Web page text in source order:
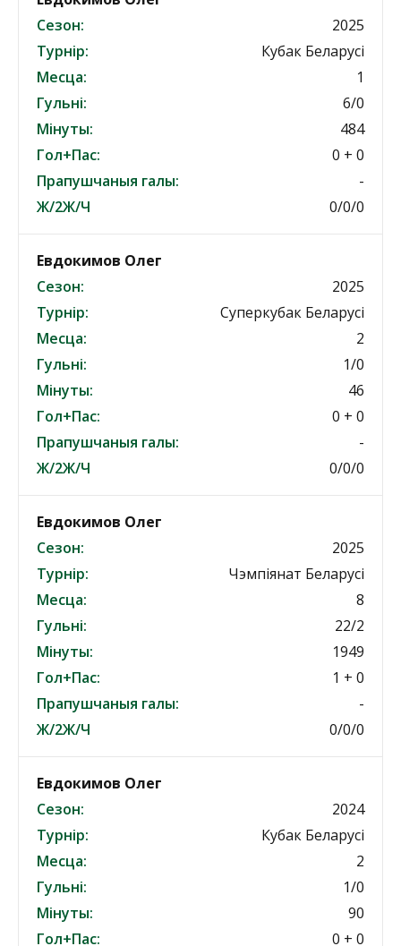
Сезон:
2025
Турнір:
Кубак Беларусі
Месца:
1
Гульні:
6/0
Мінуты:
484
Гол+Пас:
0 + 0
Прапушчаныя галы:
-
Ж/2Ж/Ч
0/0/0
Евдокимов Олег
Сезон:
2025
Турнір:
Суперкубак Беларусі
Месца:
2
Гульні:
1/0
Мінуты:
46
Гол+Пас:
0 + 0
Прапушчаныя галы:
-
Ж/2Ж/Ч
0/0/0
Евдокимов Олег
Сезон:
2025
Турнір:
Чэмпіянат Беларусі
Месца:
8
Гульні:
22/2
Мінуты:
1949
Гол+Пас:
1 + 0
Прапушчаныя галы:
-
Ж/2Ж/Ч
0/0/0
Евдокимов Олег
Сезон:
2024
Турнір:
Кубак Беларусі
Месца:
2
Гульні:
1/0
Мінуты:
90
Гол+Пас:
0 + 0